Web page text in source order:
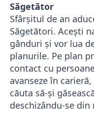
Săgetător
Sfârșitul de an
Săgetători. Acești
gânduri și vor lua
planurile. Pe plan
contact cu
avanseze în
căuta să-și
deschizându-se